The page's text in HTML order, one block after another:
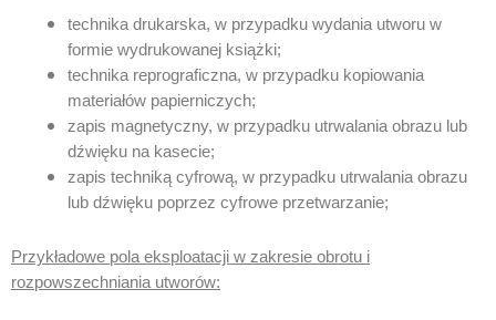
technika drukarska, w przypadku wydania utworu w
formie wydrukowanej książki;
technika reprograficzna, w przypadku kopiowania
materiałów papierniczych;
zapis magnetyczny, w przypadku utrwalania obrazu lub
dźwięku na kasecie;
zapis techniką cyfrową, w przypadku utrwalania obrazu
lub dźwięku poprzez cyfrowe przetwarzanie;
Przykładowe pola eksploatacji w zakresie obrotu i
rozpowszechniania utworów: